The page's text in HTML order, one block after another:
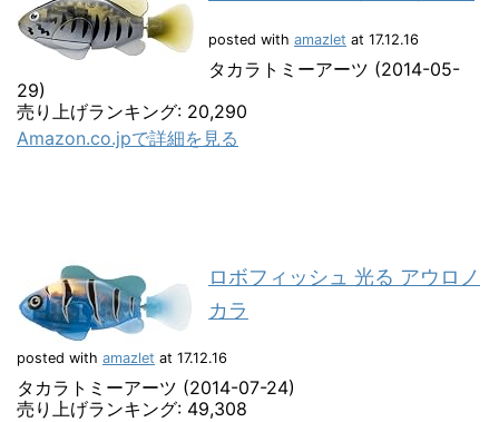
posted with amazlet at 17.12.16
タカラトミーアーツ (2014-05-
29)
売り上げランキング: 20,290
Amazon.co.jpで詳細を見る
ロボフィッシュ 光る アウロノ
カラ
posted with amazlet at 17.12.16
タカラトミーアーツ (2014-07-24)
売り上げランキング: 49,308